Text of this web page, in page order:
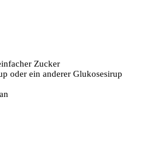
Zucker
oder ein anderer Glukosesirup